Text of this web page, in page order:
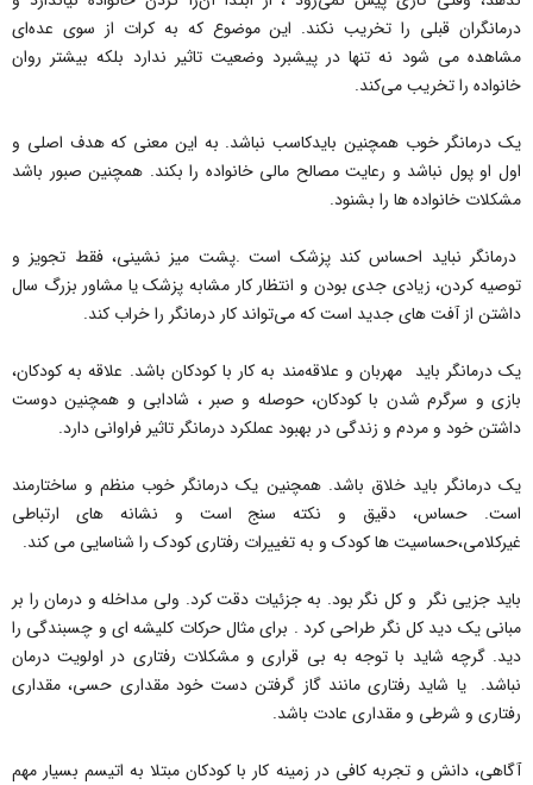
درمانگران قبلی را تخریب نکند. این موضوع که به کرات از سوی عده‌ای
مشاهده می شود نه تنها در پیشبرد وضعیت تاثیر ندارد بلکه بیشتر روان
خانواده را تخریب می‌کند.
یک درمانگر خوب همچنین بایدکاسب نباشد. به این معنی که هدف اصلی و
اول او پول نباشد و رعایت مصالح مالی خانواده را بکند. همچنین صبور باشد
مشکلات خانواده ها را بشنود.
درمانگر نباید احساس کند پزشک است .پشت میز نشینی، فقط تجویز و
توصیه کردن، زیادی جدی بودن و انتظار کار مشابه پزشک یا مشاور بزرگ سال
داشتن از آفت های جدید است که می‌تواند کار درمانگر را خراب کند.
یک درمانگر باید مهربان و علاقه‌مند به کار با کودکان باشد. علاقه به کودکان،
بازی و سرگرم شدن با کودکان، حوصله و صبر ، شادابی و همچنین دوست
داشتن خود و مردم و زندگی در بهبود عملکرد درمانگر تاثیر فراوانی دارد.
یک درمانگر باید خلاق باشد. همچنین یک درمانگر خوب منظم و ساختارمند
است. حساس، دقیق و نکته سنج است و نشانه های ارتباطی
غیرکلامی،حساسیت ها کودک و به تغییرات رفتاری کودک را شناسایی می کند.
باید جزیی نگر و کل نگر بود. به جزئیات دقت کرد. ولی مداخله و درمان را بر
مبانی یک دید کل نگر طراحی کرد . برای مثال حرکات کلیشه ای و چسبندگی را
دید. گرچه شاید با توجه به بی قراری و مشکلات رفتاری در اولویت درمان
نباشد. یا شاید رفتاری مانند گاز گرفتن دست خود مقداری حسی، مقداری
رفتاری و شرطی و مقداری عادت باشد.
آگاهی، دانش و تجربه کافی در زمینه کار با کودکان مبتلا به اتیسم بسیار مهم